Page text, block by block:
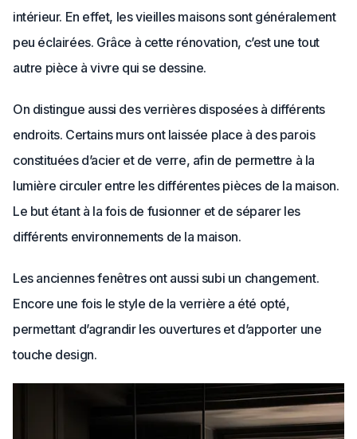
intérieur. En effet, les vieilles maisons sont généralement
peu éclairées. Grâce à cette rénovation, c’est une tout
autre pièce à vivre qui se dessine.
On distingue aussi des verrières disposées à différents
endroits. Certains murs ont laissée place à des parois
constituées d’acier et de verre, afin de permettre à la
lumière circuler entre les différentes pièces de la maison.
Le but étant à la fois de fusionner et de séparer les
différents environnements de la maison.
Les anciennes fenêtres ont aussi subi un changement.
Encore une fois le style de la verrière a été opté,
permettant d’agrandir les ouvertures et d’apporter une
touche design.